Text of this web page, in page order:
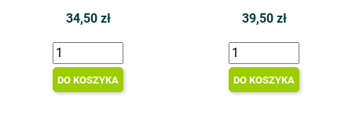
34,50 zł
DO KOSZYKA
39,50 zł
DO KOSZYKA